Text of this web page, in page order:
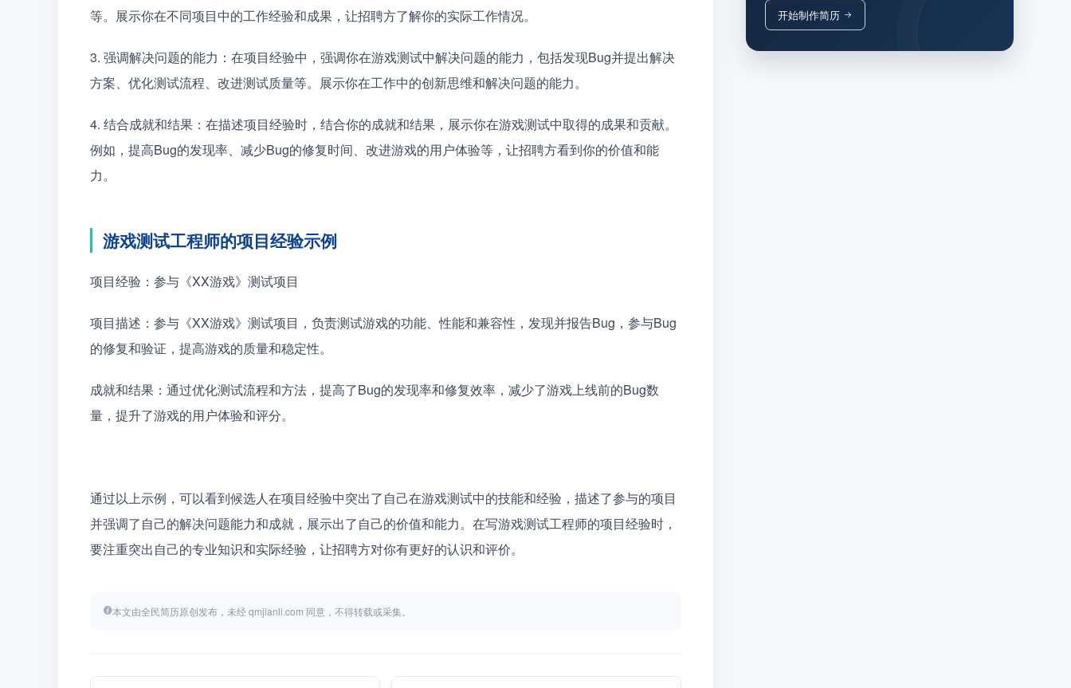
等。展示你在不同项目中的工作经验和成果，让招聘方了解你的实际工作情况。
3. 强调解决问题的能力：在项目经验中，强调你在游戏测试中解决问题的能力，包括发现Bug并提出解决
方案、优化测试流程、改进测试质量等。展示你在工作中的创新思维和解决问题的能力。
4. 结合成就和结果：在描述项目经验时，结合你的成就和结果，展示你在游戏测试中取得的成果和贡献。
例如，提高Bug的发现率、减少Bug的修复时间、改进游戏的用户体验等，让招聘方看到你的价值和能
力。
游戏测试工程师的项目经验示例
项目经验：参与《XX游戏》测试项目
项目描述：参与《XX游戏》测试项目，负责测试游戏的功能、性能和兼容性，发现并报告Bug，参与Bug
的修复和验证，提高游戏的质量和稳定性。
成就和结果：通过优化测试流程和方法，提高了Bug的发现率和修复效率，减少了游戏上线前的Bug数
量，提升了游戏的用户体验和评分。
通过以上示例，可以看到候选人在项目经验中突出了自己在游戏测试中的技能和经验，描述了参与的项目
并强调了自己的解决问题能力和成就，展示出了自己的价值和能力。在写游戏测试工程师的项目经验时，
要注重突出自己的专业知识和实际经验，让招聘方对你有更好的认识和评价。
本文由全民简历原创发布，未经 qmjianli.com 同意，不得转载或采集。
开始制作简历